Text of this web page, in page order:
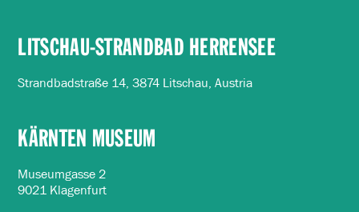
LITSCHAU-STRANDBAD HERRENSEE
Strandbadstraße 14, 3874 Litschau, Austria
KÄRNTEN MUSEUM
Museumgasse 2
9021 Klagenfurt